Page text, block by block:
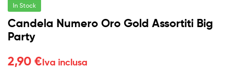
In Stock
Candela Numero Oro Gold Assortiti Big
Party
2,90 €Iva inclusa